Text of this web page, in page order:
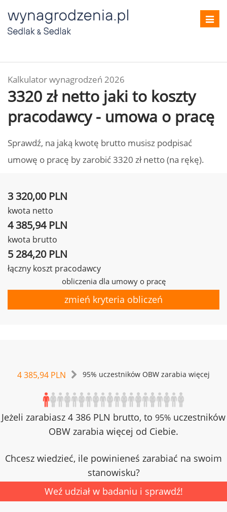
Kalkulator wynagrodzeń 2026
3320 zł netto jaki to koszty
pracodawcy - umowa o pracę
Sprawdź, na jaką kwotę brutto musisz podpisać
umowę o pracę by zarobić 3320 zł netto (na rękę).
3 320,00 PLN
kwota netto
4 385,94 PLN
kwota brutto
5 284,20 PLN
łączny koszt pracodawcy
obliczenia dla umowy o pracę
zmień kryteria obliczeń
4 385,94 PLN 95% uczestników OBW zarabia więcej
Jeżeli zarabiasz 4 386 PLN brutto, to 95% uczestników
OBW zarabia więcej od Ciebie.
Chcesz wiedzieć, ile powinieneś zarabiać na swoim
stanowisku?
Weź udział w badaniu i sprawdź!